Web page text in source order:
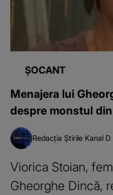
ȘOCANT
Menajera lui
despre monstul
Redacția Știrile Kanal D
Viorica Stoian,
Gheorghe Dincă,